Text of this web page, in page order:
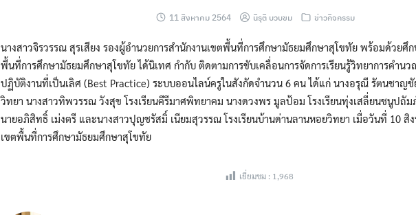
11 สิงหาคม 2564 นิรุติ บวบขม ข่าวกิจกรรม
นางสาวจิรวรรณ สุรเสียง รองผู้อำนวยการสำนักงานเขตพื้นที่การศึกษามัธยมศึกษาสุโขทัย พร้อมด้วยศึ
พื้นที่การศึกษามัธยมศึกษาสุโขทัย ได้นิเทศ กำกับ ติดตามการขับเคลื่อนการจัดการเรียนรู้วิทยาการคำน
ปฏิบัติงานที่เป็นเลิศ (Best Practice) ระบบออนไลน์ครูในสังกัดจำนวน 6 คน ได้แก่ นางอรุณี รัตนชาญชั
วิทยา นางสาวทิพวรรณ วังสุข โรงเรียนคีรีมาศพิทยาคม นางดวงพร มูลป้อม โรงเรียนทุ่งเสลี่ยนชนูปถั
นายอภิสิทธิ์ เม่งตรี และนางสาวปุญชรัสมิ์ เนียมสุวรรณ โรงเรียนบ้านด่านลานหอยวิทยา เมื่อวันที่ 10 สิ
เขตพื้นที่การศึกษามัธยมศึกษาสุโขทัย
เยี่ยมชม : 1,968